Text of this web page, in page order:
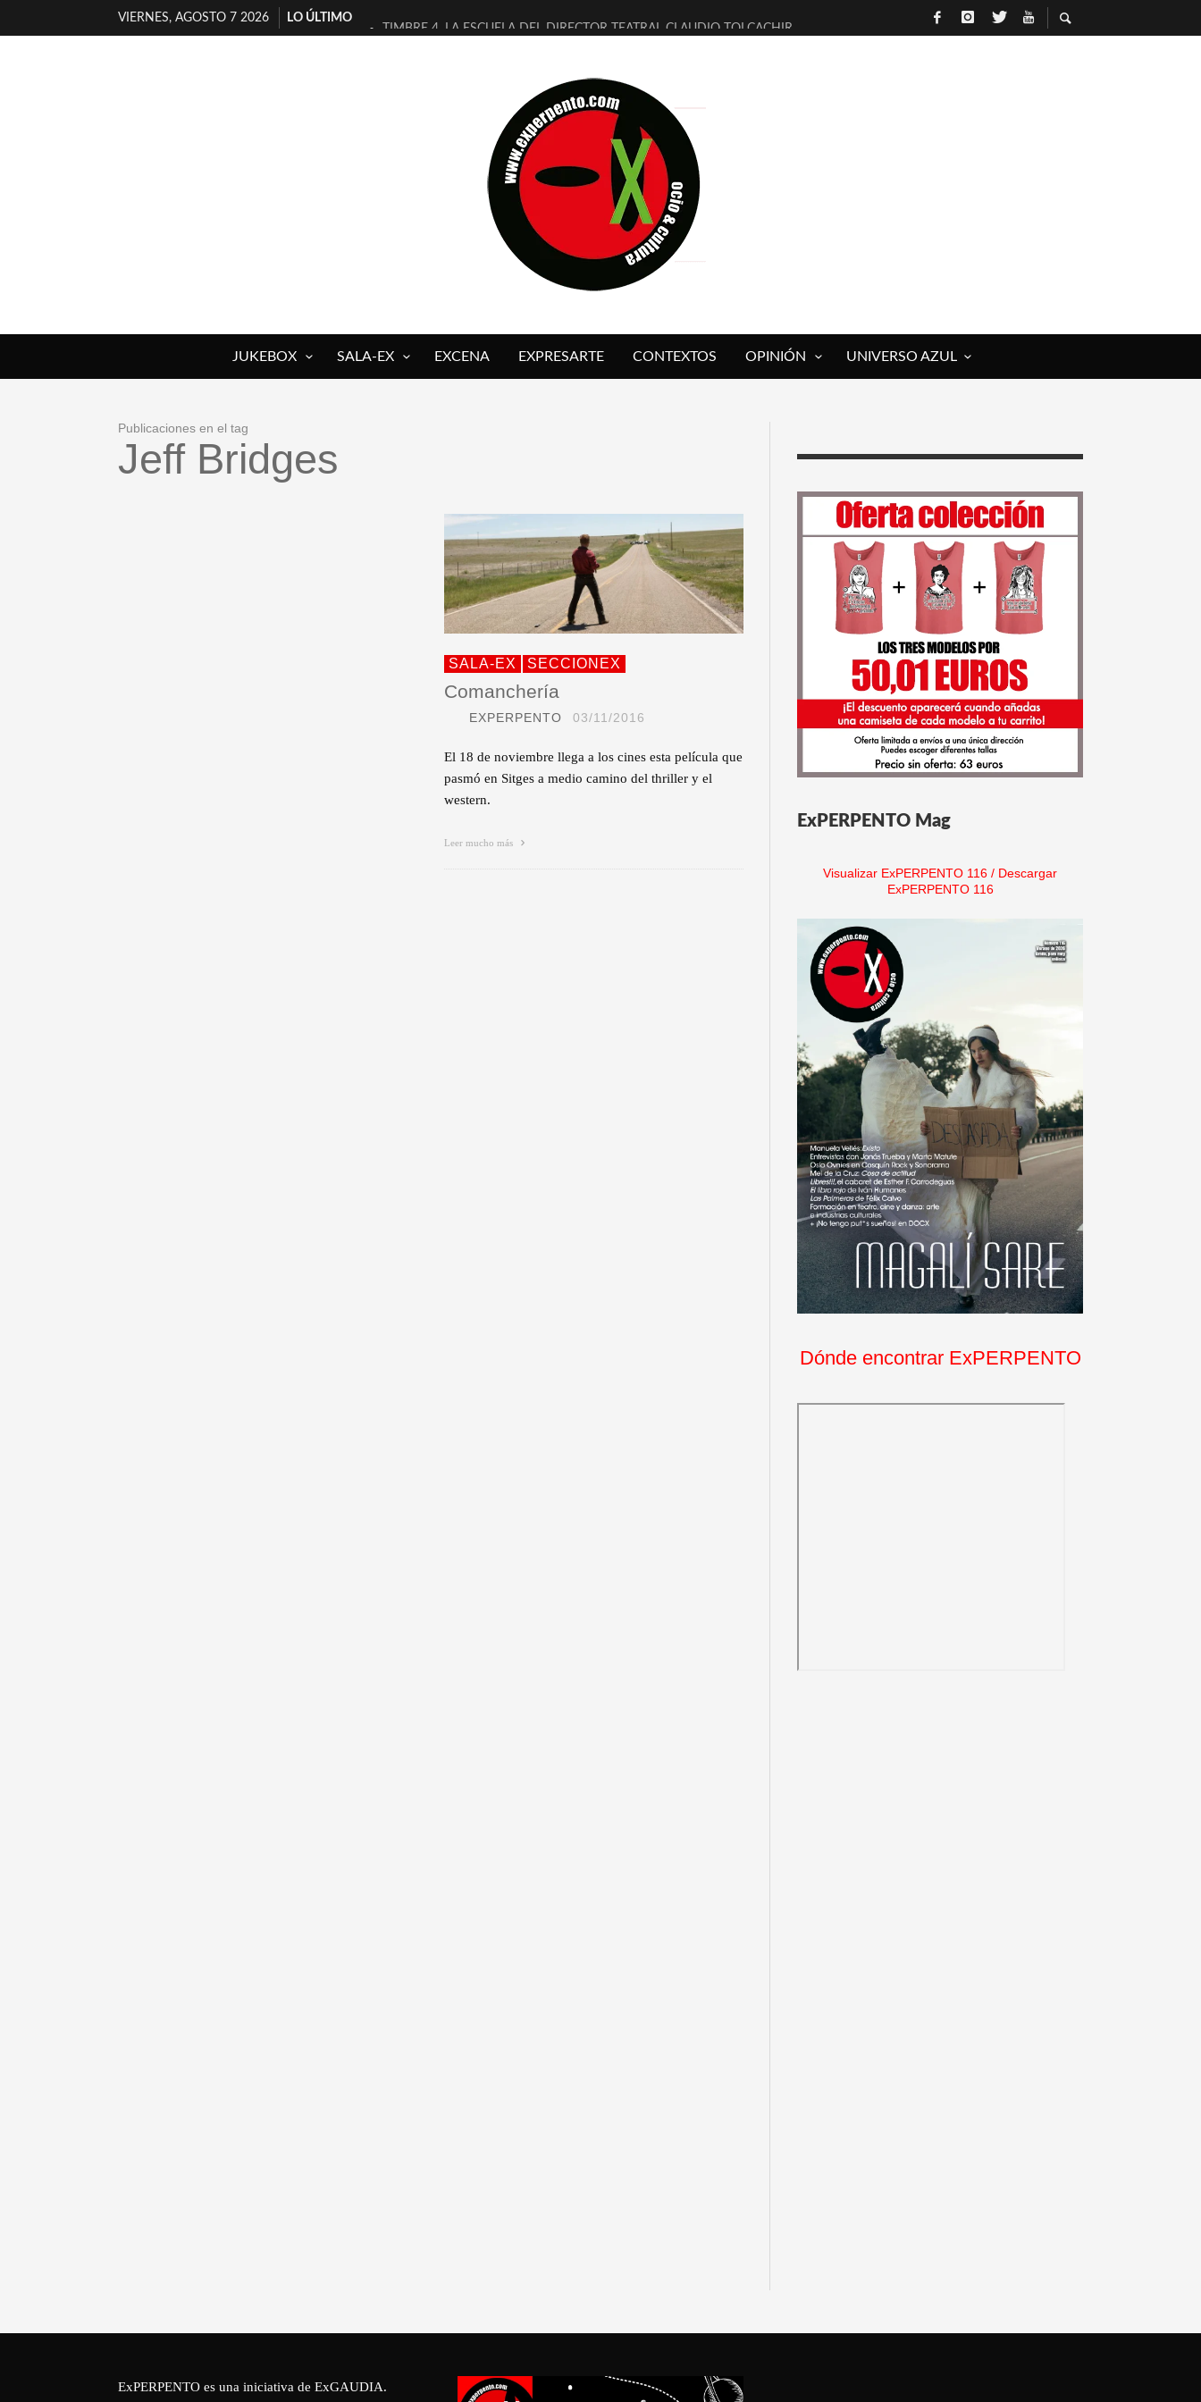
VIERNES, AGOSTO 7 2026
LO ÚLTIMO
TIMBRE 4, LA ESCUELA DEL DIRECTOR TEATRAL CLAUDIO TOLCACHIR
MILITARES JUDÍAS EN #EXVITA
D’BALDOMEROS REINVENTAN [BITÁCORA 3.0] EN EXVITA
MARSHALL FLASH PRESENTA EN EXVITA [RELATIVA SENCILLEZ]
JOFRE BARDAGÍ EN EXVITA INTERPRETANDO A SERRAT
YORCH PRESENTA [CURSO DE ARMONÍA PERSECUTORIA] EN EXVITA
MAGALÍ SARE NOS EXPLICA [DESCASADA]
«NO TENGO PUTOS SUEÑOS»
JUKEBOX SALA-EX EXCENA EXPRESARTE CONTEXTOS OPINIÓN UNIVERSO AZUL
Publicaciones en el tag
Jeff Bridges
SALA-EX SECCIONEX
Comanchería
EXPERPENTO 03/11/2016
El 18 de noviembre llega a los cines esta película que
pasmó en Sitges a medio camino del thriller y el
western.
Leer mucho más
ExPERPENTO Mag
Visualizar ExPERPENTO 116 / Descargar
ExPERPENTO 116
Dónde encontrar ExPERPENTO
ExPERPENTO es una iniciativa de ExGAUDIA.